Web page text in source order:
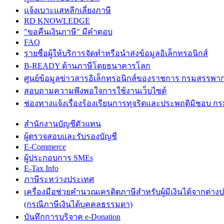
แจ้งเบาะแสหลีกเลี่ยงภาษี
RD KNOWLEDGE
"ขอคืนเงินภาษี" มีคำตอบ
FAQ
รายชื่อผู้ให้บริการจัดทำหรือนำส่งข้อมูลอิเล็กทรอนิกส์
B-READY ด้านภาษีโดยธนาคารโลก
ศูนย์ข้อมูลข่าวสารอิเล็กทรอนิกส์ของราชการ กรมสรรพา
สอบถามความพึงพอใจการใช้งานเว็บไซต์
ช่องทางแจ้งเรื่องร้องเรียนการทุจริตและประพฤติมิชอบ ก
สำนักงานบัญชีตัวแทน
ผู้ตรวจสอบและรับรองบัญชี
E-Commerce
ผู้ประกอบการ SMEs
E-Tax Info
ภาษีระหว่างประเทศ
เครื่องมือช่วยคำนวณเครดิตภาษีสำหรับผู้มีเงินได้จากต่าง
(กรณีภาษีเงินได้บุคคลธรรมดา)
บันทึกการบริจาค e-Donation